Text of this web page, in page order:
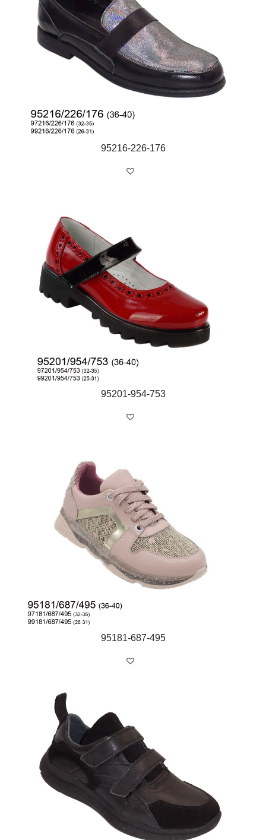
95216-226-176
95201-954-753
95181-687-495